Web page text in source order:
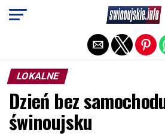
LOKALNE
Dzień bez
świnoujsku
Exit mobile